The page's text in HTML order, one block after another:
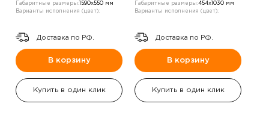
Габаритные размеры: 1590х550 мм
Варианты исполнения (цвет):
Доставка по РФ.
В корзину
Купить в один клик
Габаритные размеры:454х1030 мм
Варианты исполнения (цвет):
Доставка по РФ.
В корзину
Купить в один клик